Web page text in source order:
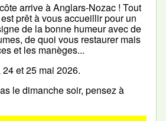
arrive à Anglars-Nozac ! Tout
prêt à vous accueillir pour un
de la bonne humeur avec de
de quoi vous restaurer mais
et les manèges...
et 25 mai 2026.
le dimanche soir, pensez à